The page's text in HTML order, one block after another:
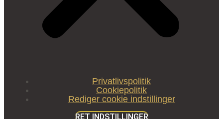
Privatlivspolitik
Cookiepolitik
Rediger cookie indstillinger
RET INDSTILLINGER